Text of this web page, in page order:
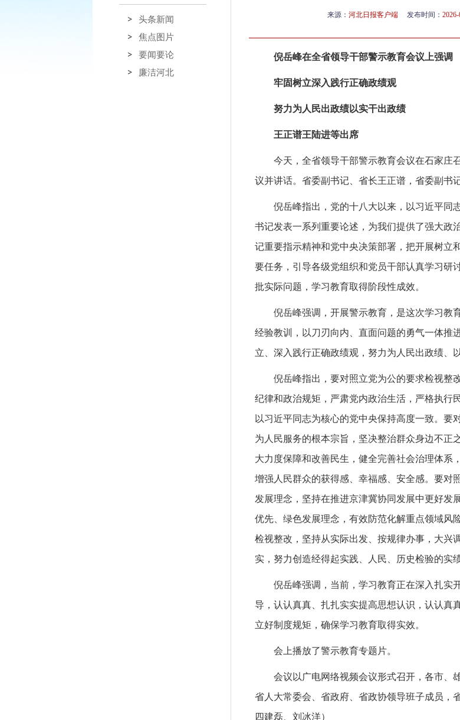
头条新闻
焦点图片
要闻要论
廉洁河北
来源： 河北日报客户端 发布时间：
倪岳峰在全省领导干部警示教育会议上强调
牢固树立深入践行正确政绩观
努力为人民出政绩以实干出政绩
王正谱王陆进等出席
今天，全省领导干部警示教育会议在石家庄
议并讲话。省委副书记、省长王正谱，省委副书
倪岳峰指出，党的十八大以来，以习近平同
书记发表一系列重要论述，为我们提供了强大政
记重要指示精神和党中央决策部署，把开展树立
要任务，引导各级党组织和党员干部认真学习研
批实际问题，学习教育取得阶段性成效。
倪岳峰强调，开展警示教育，是这次学习教
经验教训，以刀刃向内、直面问题的勇气一体推
立、深入践行正确政绩观，努力为人民出政绩、
倪岳峰指出，要对照立党为公的要求检视整
纪律和政治规矩，严肃党内政治生活，严格执行
以习近平同志为核心的党中央保持高度一致。
为人民服务的根本宗旨，坚决整治群众身边不正
大力度保障和改善民生，健全完善社会治理体系
增强人民群众的获得感、幸福感、安全感。要对
发展理念，坚持在推进京津冀协同发展中更好发
优先、绿色发展理念，有效防范化解重点领域风
检视整改，坚持从实际出发、按规律办事，大兴
实，努力创造经得起实践、人民、历史检验的实绩
倪岳峰强调，当前，学习教育正在深入扎实
导，认认真真、扎扎实实提高思想认识，认认真
立好制度规矩，确保学习教育取得实效。
会上播放了警示教育专题片。
会议以广电网络视频会议形式召开，各市、
省人大常委会、省政府、省政协领导班子成员，
四建磊、刘冰洋）